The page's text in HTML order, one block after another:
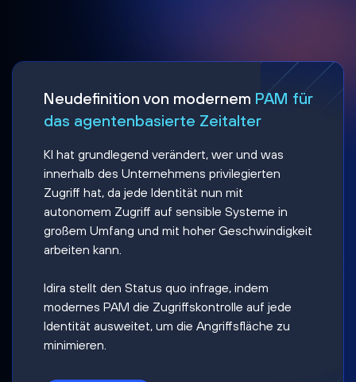
Neudefinition von modernem PAM für
das agentenbasierte Zeitalter
KI hat grundlegend verändert, wer und was
innerhalb des Unternehmens privilegierten
Zugriff hat, da jede Identität nun mit
autonomem Zugriff auf sensible Systeme in
großem Umfang und mit hoher Geschwindigkeit
arbeiten kann.
Idira stellt den Status quo infrage, indem
modernes PAM die Zugriffskontrolle auf jede
Identität ausweitet, um die Angriffsfläche zu
minimieren.